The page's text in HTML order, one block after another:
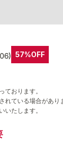
57%OFF
ております。
れている場合があり
いたします。